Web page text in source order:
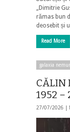
„Dimitrie
rămas bun
deosebit și
Read More
galaxia
CĂLIN
1952 –
27/07/2026 |